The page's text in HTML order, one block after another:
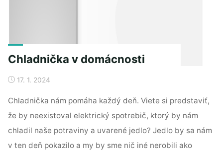
Chladnička v domácnosti
17. 1. 2024
Chladnička nám pomáha každý deň. Viete si predstaviť,
že by neexistoval elektrický spotrebič, ktorý by nám
chladil naše potraviny a uvarené jedlo? Jedlo by sa nám
v ten deň pokazilo a my by sme nič iné nerobili ako